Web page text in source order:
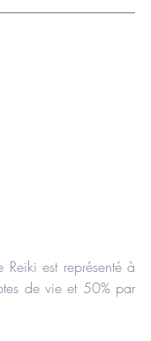
est représenté à
de vie et 50% par